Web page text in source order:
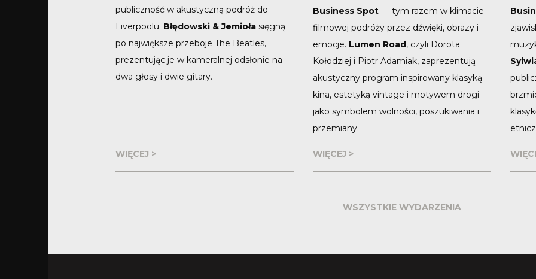
publiczność w akustyczną podróż do
Liverpoolu. Błędowski & Jemioła sięgną
po największe przeboje The Beatles,
prezentując je w kameralnej odsłonie na
dwa głosy i dwie gitary.
WIĘCEJ >
Business Spot — tym razem w klimacie
filmowej podróży przez dźwięki, obrazy i
emocje. Lumen Road, czyli Dorota
Kołodziej i Piotr Adamiak, zaprezentują
akustyczny program inspirowany klasyką
kina, estetyką vintage i motywem drogi
jako symbolem wolności, poszukiwania i
przemiany.
WIĘCEJ >
WSZYSTKIE WYDARZENIA